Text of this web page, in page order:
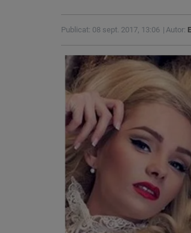
Publicat: 08 sept. 2017, 13:06 Autor: